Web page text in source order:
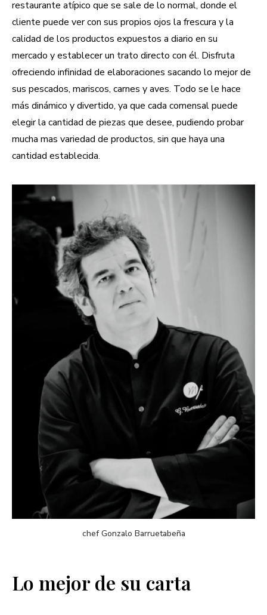
restaurante atípico que se sale de lo normal, donde el
cliente puede ver con sus propios ojos la frescura y la
calidad de los productos expuestos a diario en su
mercado y establecer un trato directo con él. Disfruta
ofreciendo infinidad de elaboraciones sacando lo mejor de
sus pescados, mariscos, carnes y aves. Todo se le hace
más dinámico y divertido, ya que cada comensal puede
elegir la cantidad de piezas que desee, pudiendo probar
mucha mas variedad de productos, sin que haya una
cantidad establecida.
chef Gonzalo Barruetabeña
Lo mejor de su carta